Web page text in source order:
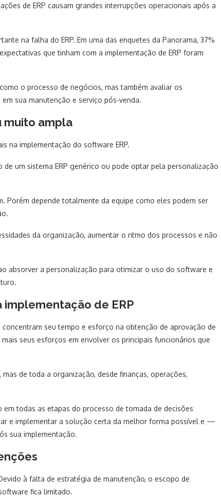
de ERP causam grandes interrupções operacionais após a
na falha do ERP. Em uma das enquetes da Panorama, 37%
que tinham com a implementação de ERP foram
o processo de negócios, mas também avaliar os
sua manutenção e serviço pós-venda.
muito ampla
na implementação do software ERP.
um sistema ERP genérico ou pode optar pela personalização
Porém depende totalmente da equipe como eles podem ser
da organização, aumentar o ritmo dos processos e não
absorver a personalização para otimizar o uso do software e
implementação de ERP
seu tempo e esforço na obtenção de aprovação de
seus esforços em envolver os principais funcionários que
de toda a organização, desde finanças, operações,
todas as etapas do processo de tomada de decisões
e implementar a solução certa da melhor forma possível e —
sua implementação.
à falta de estratégia de manutenção, o escopo de
fica limitado.